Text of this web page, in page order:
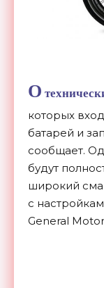
О
которых
батарей и
сообщает.
будут
широкий
с
General